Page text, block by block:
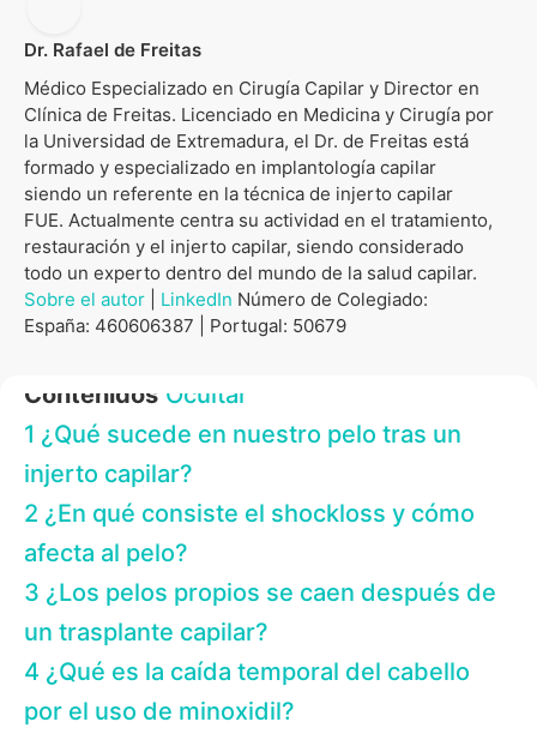
Dr. Rafael de Freitas
Médico Especializado en Cirugía Capilar y Director en
Clínica de Freitas. Licenciado en Medicina y Cirugía por
la Universidad de Extremadura, el Dr. de Freitas está
formado y especializado en implantología capilar
siendo un referente en la técnica de injerto capilar
FUE. Actualmente centra su actividad en el tratamiento,
restauración y el injerto capilar, siendo considerado
todo un experto dentro del mundo de la salud capilar.
Sobre el autor
LinkedIn Número de Colegiado:
España: 460606387 | Portugal: 50679
Contenidos Ocultar
1 ¿Qué sucede en nuestro pelo tras un
injerto capilar?
2 ¿En qué consiste el shockloss y cómo
afecta al pelo?
3 ¿Los pelos propios se caen después de
un trasplante capilar?
4 ¿Qué es la caída temporal del cabello
por el uso de minoxidil?